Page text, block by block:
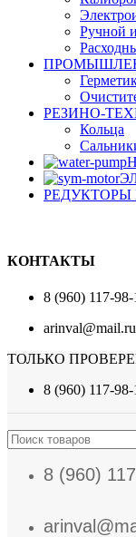
Ручной
РЕЗИНО-
Кольца
РЕДУКТОРЫ
КОНТАКТЫ
8 (960) 117-98-
arinval@mail.ru
ТОЛЬКО
8 (960) 117-98-
8 (960)